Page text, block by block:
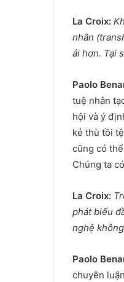
La Croix:
nhân (
ái hơn. Tại
Paolo
tuệ nhân
hội và ý
kẻ thù tồi
cũng có
Chúng ta
La Croix:
phát biểu
nghệ
Paolo
chuyên